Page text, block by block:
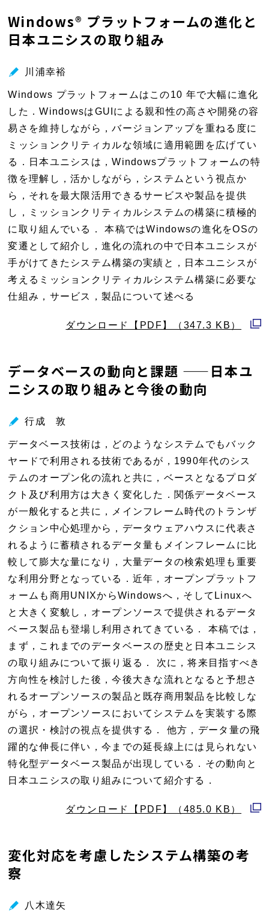
ィ
で
く
Windows® プラットフォームの進化と
日本ユニシスの取り組み
川浦幸裕
Windows プラットフォームはこの10 年で大幅に進化
した．WindowsはGUIによる親和性の高さや開発の容
易さを維持しながら，バージョンアップを重ねる度に
ミッションクリティカルな領域に適用範囲を広げてい
る．日本ユニシスは，Windowsプラットフォームの特
徴を理解し，活かしながら，システムという視点か
ら，それを最大限活用できるサービスや製品を提供
し，ミッションクリティカルシステムの構築に積極的
に取り組んでいる． 本稿ではWindowsの進化をOSの
変遷として紹介し，進化の流れの中で日本ユニシスが
手がけてきたシステム構築の実績と，日本ユニシスが
考えるミッションクリティカルシステム構築に必要な
仕組み，サービス，製品について述べる
ダウンロード【PDF】（347.3 KB）
ィ
データベースの動向と課題 ——日本ユ
ニシスの取り組みと今後の動向
行成 敦
データベース技術は，どのようなシステムでもバック
ヤードで利用される技術であるが，1990年代のシス
テムのオープン化の流れと共に，ベースとなるプロダ
クト及び利用方は大きく変化した．関係データベース
が一般化すると共に，メインフレーム時代のトランザ
クション中心処理から，データウェアハウスに代表さ
れるように蓄積されるデータ量もメインフレームに比
較して膨大な量になり，大量データの検索処理も重要
な利用分野となっている．近年，オープンプラットフ
ォームも商用UNIXからWindowsへ，そしてLinuxへ
と大きく変貌し，オープンソースで提供されるデータ
ベース製品も登場し利用されてきている． 本稿では，
まず，これまでのデータベースの歴史と日本ユニシス
の取り組みについて振り返る． 次に，将来目指すべき
方向性を検討した後，今後大きな流れとなると予想さ
れるオープンソースの製品と既存商用製品を比較しな
がら，オープンソースにおいてシステムを実装する際
の選択・検討の視点を提供する． 他方，データ量の飛
躍的な伸長に伴い，今までの延長線上には見られない
特化型データベース製品が出現している．その動向と
日本ユニシスの取り組みについて紹介する．
ダウンロード【PDF】（485.0 KB）
ィ
変化対応を考慮したシステム構築の考
察
八木達矢